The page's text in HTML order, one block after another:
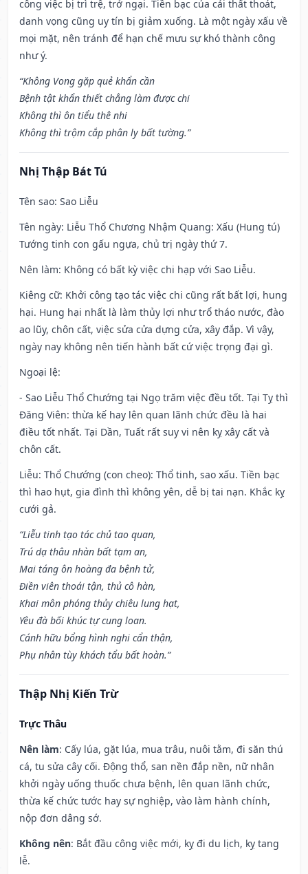
công việc bị trì trệ, trở ngại. Tiền bạc của cải thất thoát,
danh vọng cũng uy tín bị giảm xuống. Là một ngày xấu về
mọi mặt, nên tránh để hạn chế mưu sự khó thành công
như ý.
“Không Vong gặp quẻ khẩn cần
Bệnh tật khẩn thiết chẳng làm được chi
Không thì ôn tiểu thê nhi
Không thì trộm cắp phân ly bất tường.”
Nhị Thập Bát Tú
Tên sao: Sao Liễu
Tên ngày: Liễu Thổ Chương Nhậm Quang: Xấu (Hung tú)
Tướng tinh con gấu ngựa, chủ trị ngày thứ 7.
Nên làm: Không có bất kỳ việc chi hạp với Sao Liễu.
Kiêng cữ: Khởi công tạo tác việc chi cũng rất bất lợi, hung
hại. Hung hại nhất là làm thủy lợi như trổ tháo nước, đào
ao lũy, chôn cất, việc sửa cửa dựng cửa, xây đắp. Vì vậy,
ngày nay không nên tiến hành bất cứ việc trọng đại gì.
Ngoại lệ:
- Sao Liễu Thổ Chướng tại Ngọ trăm việc đều tốt. Tại Tỵ thì
Đăng Viên: thừa kế hay lên quan lãnh chức đều là hai
điều tốt nhất. Tại Dần, Tuất rất suy vi nên kỵ xây cất và
chôn cất.
Liễu: Thổ Chướng (con cheo): Thổ tinh, sao xấu. Tiền bạc
thì hao hụt, gia đình thì không yên, dễ bị tai nạn. Khắc kỵ
cưới gả.
“Liễu tinh tạo tác chủ tao quan,
Trú dạ thâu nhàn bất tạm an,
Mai táng ôn hoàng đa bệnh tử,
Điền viên thoái tận, thủ cô hàn,
Khai môn phóng thủy chiêu lung hạt,
Yêu đà bối khúc tự cung loan.
Cánh hữu bổng hình nghi cẩn thận,
Phụ nhân tùy khách tẩu bất hoàn.”
Thập Nhị Kiến Trừ
Trực Thâu
Nên làm: Cấy lúa, gặt lúa, mua trâu, nuôi tằm, đi săn thú
cá, tu sửa cây cối. Động thổ, san nền đắp nền, nữ nhân
khởi ngày uống thuốc chưa bệnh, lên quan lãnh chức,
thừa kế chức tước hay sự nghiệp, vào làm hành chính,
nộp đơn dâng sớ.
Không nên: Bắt đầu công việc mới, kỵ đi du lịch, kỵ tang
lễ.